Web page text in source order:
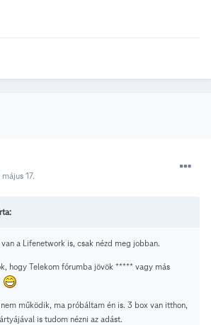
17.
a Lifenetwork is, csak nézd meg jobban.
hogy Telekom fórumba jövök ***** vagy más
működik, ma próbáltam én is. 3 box van itthon,
is tudom nézni az adást.